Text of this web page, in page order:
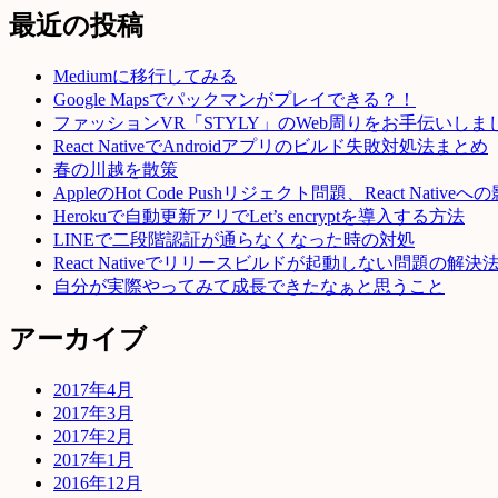
最近の投稿
Mediumに移行してみる
Google Mapsでパックマンがプレイできる？！
ファッションVR「STYLY」のWeb周りをお手伝いしま
React NativeでAndroidアプリのビルド失敗対処法まとめ
春の川越を散策
AppleのHot Code Pushリジェクト問題、React Nativeへの
Herokuで自動更新アリでLet’s encryptを導入する方法
LINEで二段階認証が通らなくなった時の対処
React Nativeでリリースビルドが起動しない問題の解決
自分が実際やってみて成長できたなぁと思うこと
アーカイブ
2017年4月
2017年3月
2017年2月
2017年1月
2016年12月